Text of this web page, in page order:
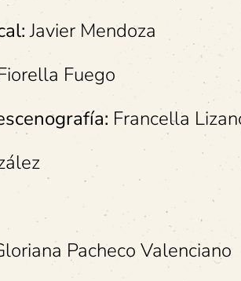
Javier Mendoza
Fuego
Francella
Pacheco Valenciano